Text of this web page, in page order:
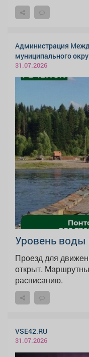
Администрация
муниципального
31.07.2026
Уровень воды
Проезд для
открыт.
расписанию.
VSE42.RU
31.07.2026